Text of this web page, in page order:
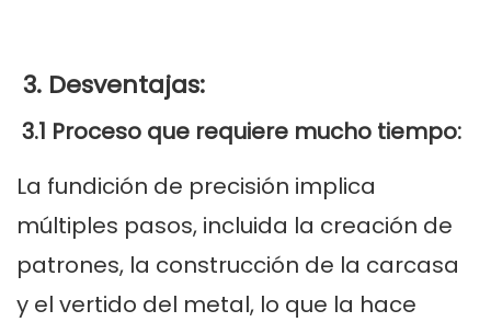
3. Desventajas:
3.1 Proceso que requiere mucho tiempo:
La fundición de precisión implica
múltiples pasos, incluida la creación de
patrones, la construcción de la carcasa
y el vertido del metal, lo que la hace